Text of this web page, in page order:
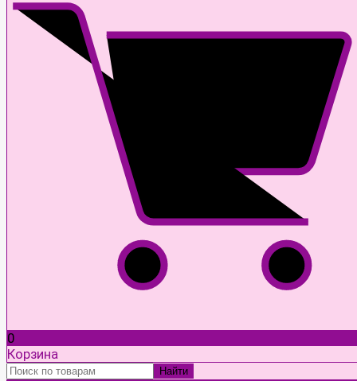
0
Корзина
Найти